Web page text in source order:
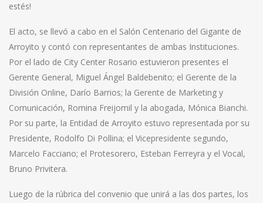
estés!
El acto, se llevó a cabo en el Salón Centenario del Gigante de
Arroyito y contó con representantes de ambas Instituciones.
Por el lado de City Center Rosario estuvieron presentes el
Gerente General, Miguel Ángel Baldebenito; el Gerente de la
División Online, Darío Barrios; la Gerente de Marketing y
Comunicación, Romina Freijomil y la abogada, Mónica Bianchi.
Por su parte, la Entidad de Arroyito estuvo representada por su
Presidente, Rodolfo Di Pollina; el Vicepresidente segundo,
Marcelo Facciano; el Protesorero, Esteban Ferreyra y el Vocal,
Bruno Privitera.
Luego de la rúbrica del convenio que unirá a las dos partes, los